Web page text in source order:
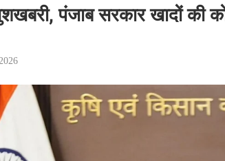
पंजाब सरकार खादों की